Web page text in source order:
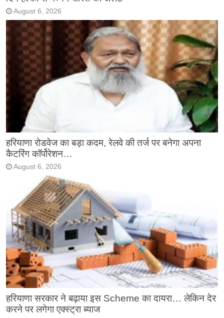
August 6, 2026
हरियाणा रोडवेज का बड़ा कदम, रेलवे की तर्ज पर बनेगा अपना
कैटरिंग कॉर्पोरेशन…
August 6, 2026
हरियाणा सरकार ने बढ़ाया इस Scheme का दायरा… लेकिन देर
करने पर लगेगा एक्स्ट्रा ब्याज